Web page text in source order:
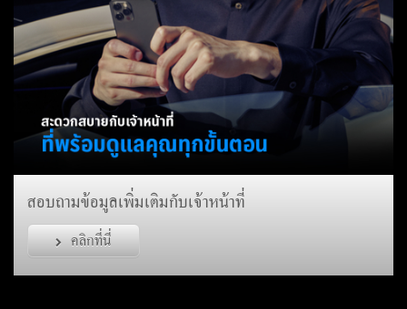
สอบถามข้อมูลเพิ่มเติมกับเจ้าหน้าที่
คลิกที่นี่